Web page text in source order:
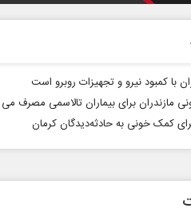
با کمبود نیرو و تجهیزات روبرو است
کمک خونی به حادثه‌دیدگان کرمان